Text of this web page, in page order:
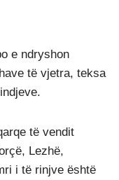
e ndryshon
të vjetra, teksa
të vendit
Lezhë,
i të rinjve është